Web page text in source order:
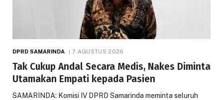
DPRD SAMARINDA 7 AGUSTUS 2026
Tak Cukup Andal Secara Medis, Nakes Diminta
Utamakan Empati kepada Pasien
SAMARINDA: Komisi IV DPRD Samarinda meminta seluruh